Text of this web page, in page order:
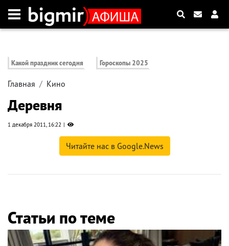
Какой праздник сегодня Гороскопы 2025
Главная Кино
Деревня
1 декабря 2011, 16:22
Читайте нас в Google.News
Статьи по теме